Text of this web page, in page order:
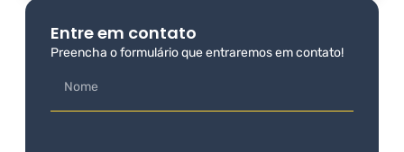
Entre em contato
Preencha o formulário que entraremos em contato!